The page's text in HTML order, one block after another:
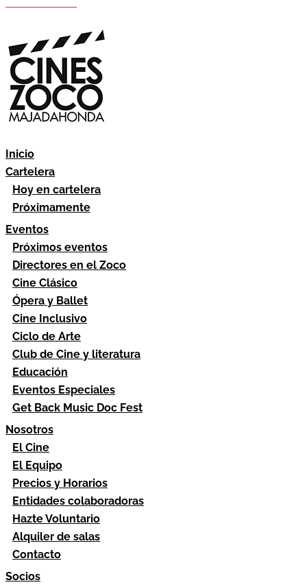
Inicio
Cartelera
Hoy en cartelera
Próximamente
Eventos
Próximos eventos
Directores en el Zoco
Cine Clásico
Ópera y Ballet
Cine Inclusivo
Ciclo de Arte
Club de Cine y literatura
Educación
Eventos Especiales
Get Back Music Doc Fest
Nosotros
El Cine
El Equipo
Precios y Horarios
Entidades colaboradoras
Hazte Voluntario
Alquiler de salas
Contacto
Socios